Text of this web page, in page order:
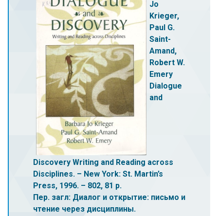
Jo
Krieger,
Paul G.
Saint-
Amand,
Robert W.
Emery
Dialogue
and
Discovery Writing and Reading across
Disciplines. – New York: St. Martin’s
Press, 1996. – 802, 81 p.
Пер. загл: Диалог и открытие: письмо и
чтение через дисциплины.